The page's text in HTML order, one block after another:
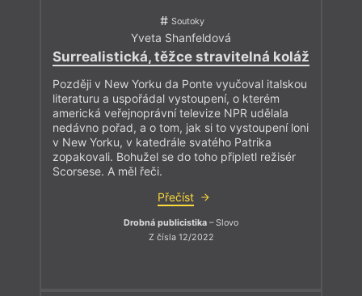
Soutoky
Yveta Shanfeldová
Surrealistická, těžce stravitelná koláž
Později v New Yorku da Ponte vyučoval italskou
literaturu a uspořádal vystoupení, o kterém
americká veřejnoprávní televize NPR udělala
nedávno pořad, a o tom, jak si to vystoupení loni
v New Yorku, v katedrále svatého Patrika
zopakovali. Bohužel se do toho připletl režisér
Scorsese. A měl řeči.
Přečíst
Drobná publicistika – Slovo
Z čísla 12/2022